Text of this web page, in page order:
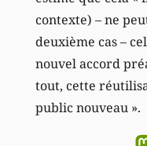
contexte) – ne
deuxième cas –
nouvel accord
tout, cette
public nouveau ».